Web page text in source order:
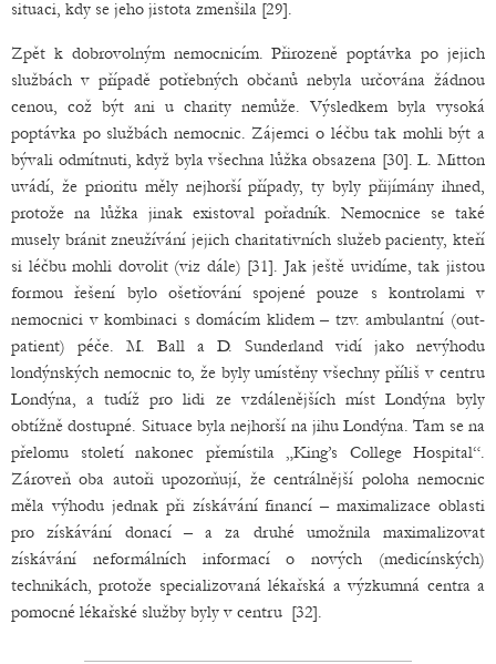
situaci, kdy se jeho jistota zmenšila [29].
Zpět k dobrovolným nemocnicím. Přirozeně poptávka po jejich
službách v případě potřebných občanů nebyla určována žádnou
cenou, což být ani u charity nemůže. Výsledkem byla vysoká
poptávka po službách nemocnic. Zájemci o léčbu tak mohli být a
bývali odmítnuti, když byla všechna lůžka obsazena [30]. L. Mitton
uvádí, že prioritu měly nejhorší případy, ty byly přijímány ihned,
protože na lůžka jinak existoval pořadník. Nemocnice se také
musely bránit zneužívání jejich charitativních služeb pacienty, kteří
si léčbu mohli dovolit (viz dále) [31]. Jak ještě uvidíme, tak jistou
formou řešení bylo ošetřování spojené pouze s kontrolami v
nemocnici v kombinaci s domácím klidem – tzv. ambulantní (out-
patient) péče. M. Ball a D. Sunderland vidí jako nevýhodu
londýnských nemocnic to, že byly umístěny všechny příliš v centru
Londýna, a tudíž pro lidi ze vzdálenějších míst Londýna byly
obtížně dostupné. Situace byla nejhorší na jihu Londýna. Tam se na
přelomu století nakonec přemístila „King’s College Hospital“.
Zároveň oba autoři upozorňují, že centrálnější poloha nemocnic
měla výhodu jednak při získávání financí – maximalizace oblasti
pro získávání donací – a za druhé umožnila maximalizovat
získávání neformálních informací o nových (medicínských)
technikách, protože specializovaná lékařská a výzkumná centra a
pomocné lékařské služby byly v centru [32].